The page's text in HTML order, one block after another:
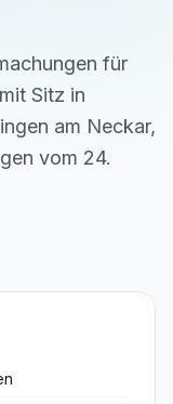
für
mit Sitz in
am Neckar,
en vom 24.